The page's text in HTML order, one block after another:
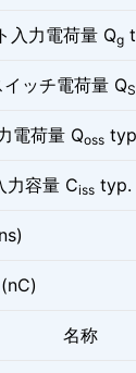
入力電荷量 Qg
ッチ電荷量 Q
電荷量 Qoss
力容量 Ciss typ.
名称